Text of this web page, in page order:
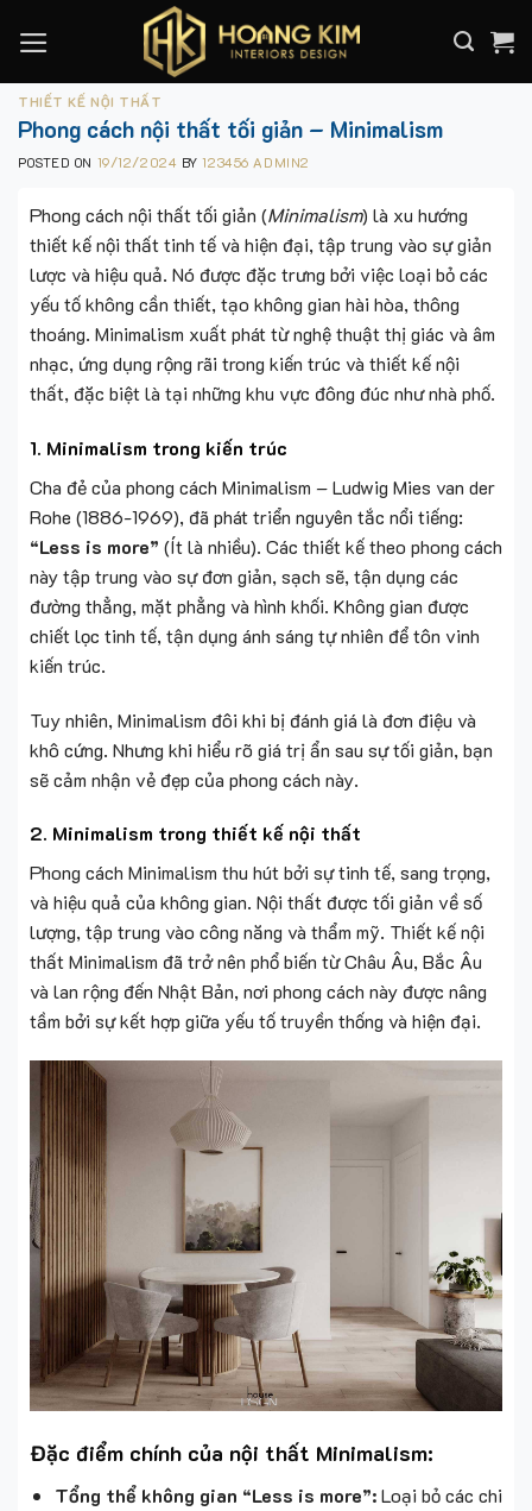
THIẾT KẾ NỘI THẤT
Phong cách nội thất tối giản – Minimalism
POSTED ON 19/12/2024 BY123456 ADMIN2
Phong cách nội thất tối giản (Minimalism) là xu hướng
thiết kế nội thất tinh tế và hiện đại, tập trung vào sự giản
lược và hiệu quả. Nó được đặc trưng bởi việc loại bỏ các
yếu tố không cần thiết, tạo không gian hài hòa, thông
thoáng. Minimalism xuất phát từ nghệ thuật thị giác và âm
nhạc, ứng dụng rộng rãi trong kiến trúc và thiết kế nội
thất, đặc biệt là tại những khu vực đông đúc như nhà phố.
1. Minimalism trong kiến trúc
Cha đẻ của phong cách Minimalism – Ludwig Mies van der
Rohe (1886-1969), đã phát triển nguyên tắc nổi tiếng:
“Less is more” (Ít là nhiều). Các thiết kế theo phong cách
này tập trung vào sự đơn giản, sạch sẽ, tận dụng các
đường thẳng, mặt phẳng và hình khối. Không gian được
chiết lọc tinh tế, tận dụng ánh sáng tự nhiên để tôn vinh
kiến trúc.
Tuy nhiên, Minimalism đôi khi bị đánh giá là đơn điệu và
khô cứng. Nhưng khi hiểu rõ giá trị ẩn sau sự tối giản, bạn
sẽ cảm nhận vẻ đẹp của phong cách này.
2. Minimalism trong thiết kế nội thất
Phong cách Minimalism thu hút bởi sự tinh tế, sang trọng,
và hiệu quả của không gian. Nội thất được tối giản về số
lượng, tập trung vào công năng và thẩm mỹ. Thiết kế nội
thất Minimalism đã trở nên phổ biến từ Châu Âu, Bắc Âu
và lan rộng đến Nhật Bản, nơi phong cách này được nâng
tầm bởi sự kết hợp giữa yếu tố truyền thống và hiện đại.
Đặc điểm chính của nội thất Minimalism:
Tổng thể không gian “Less is more”:Loại bỏ các chi